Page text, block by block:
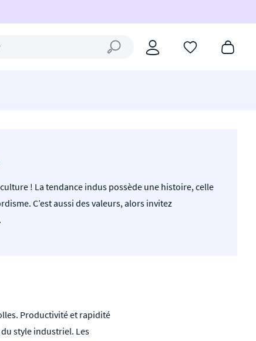
! La tendance indus possède une histoire, celle
C’est aussi des valeurs, alors invitez
Productivité et rapidité
style industriel. Les